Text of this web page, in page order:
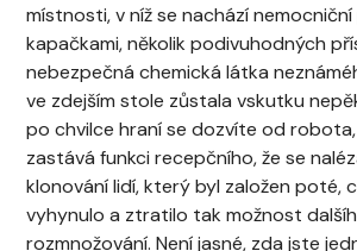
místnosti, v níž se nachází
kapačkami, několik podivuhodných
nebezpečná chemická látka
ve zdejším stole zůstala vskutku
po chvilce hraní se dozvíte od
zastává funkci recepčního, že se
klonování lidí, který byl založen poté,
vyhynulo a ztratilo tak možnost
rozmnožování. Není jasné, zda jste